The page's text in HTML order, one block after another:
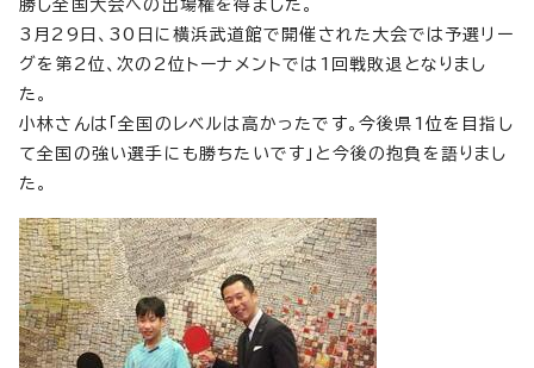
勝し全国大会への出場権を得ました。
3月29日、30日に横浜武道館で開催された大会では予選リー
グを第2位、次の2位トーナメントでは1回戦敗退となりまし
た。
小林さんは「全国のレベルは高かったです。今後県1位を目指し
て全国の強い選手にも勝ちたいです」と今後の抱負を語りまし
た。